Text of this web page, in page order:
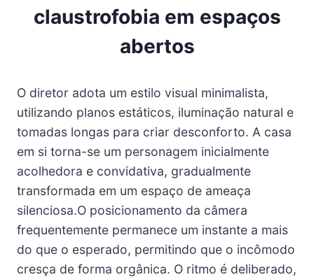
claustrofobia em espaços
abertos
O diretor adota um estilo visual minimalista,
utilizando planos estáticos, iluminação natural e
tomadas longas para criar desconforto. A casa
em si torna-se um personagem inicialmente
acolhedora e convidativa, gradualmente
transformada em um espaço de ameaça
silenciosa.O posicionamento da câmera
frequentemente permanece um instante a mais
do que o esperado, permitindo que o incômodo
cresça de forma orgânica. O ritmo é deliberado,